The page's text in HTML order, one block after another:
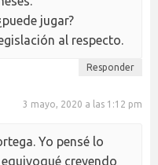
jugar?
al respecto.
Responder
3 mayo, 2020 a las 1:12 pm
Yo pensé lo
creyendo